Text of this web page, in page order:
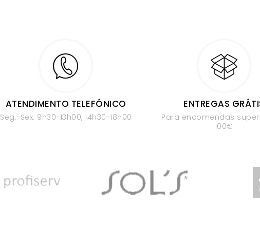
ATENDIMENTO TELEFÓNICO
Seg.-Sex. 9h30-13h00, 14h30-18h00
ENTREGAS
Para encomendas
100€